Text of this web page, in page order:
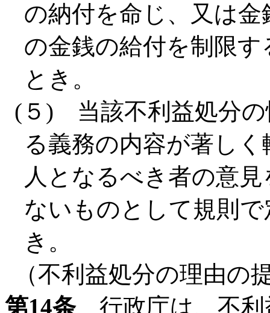
の納付を命じ、又は
の金銭の給付を制限
とき。
(５) 当該不利益処分の
る義務の内容が著し
人となるべき者の意
ないものとして規則
き。
（不利益処分の理由の
第14条行政庁は、不利